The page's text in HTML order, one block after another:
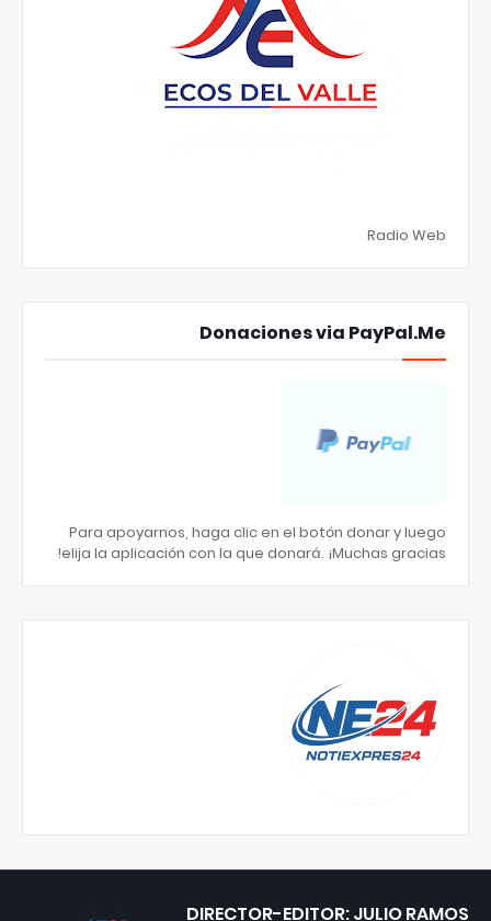
Radio Web
Donaciones via PayPal.Me
Para apoyarnos, haga clic en el botón donar y luego
elija la aplicación con la que donará. ¡Muchas gracias!
DIRECTOR-EDITOR: JULIO RAMOS